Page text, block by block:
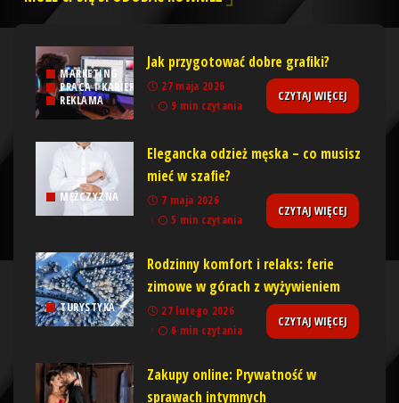
MARKETING
PRACA I KARIERA
REKLAMA
Jak przygotować dobre grafiki?
27 maja 2026
9 min czytania
CZYTAJ WIĘCEJ
MĘŻCZYZNA
Elegancka odzież męska – co musisz
mieć w szafie?
7 maja 2026
5 min czytania
CZYTAJ WIĘCEJ
TURYSTYKA
Rodzinny komfort i relaks: ferie
zimowe w górach z wyżywieniem
27 lutego 2026
6 min czytania
CZYTAJ WIĘCEJ
Zakupy online: Prywatność w
sprawach intymnych